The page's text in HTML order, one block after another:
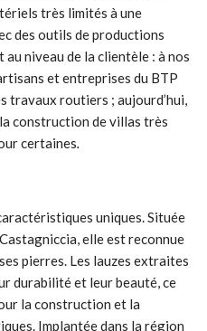
très limités à une
des outils de productions
niveau de la clientèle : à nos
et entreprises du BTP
travaux routiers ; aujourd’hui,
construction de villas très
certaines.
uniques. Située
elle est reconnue
pierres. Les lauzes extraites
durabilité et leur beauté, ce
la construction et la
Implantée dans la région